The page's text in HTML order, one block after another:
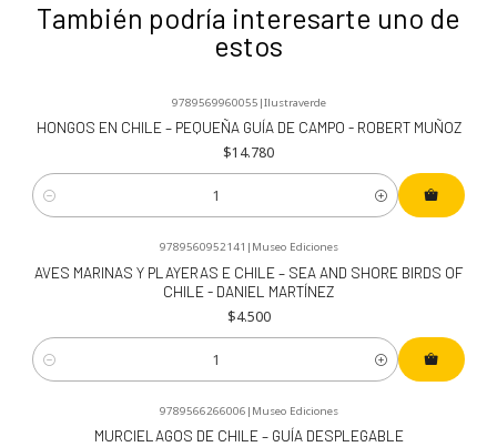
También podría interesarte uno de
estos
9789569960055 |Ilustraverde
HONGOS EN CHILE – PEQUEÑA GUÍA DE CAMPO - ROBERT MUÑOZ
$14.780
Cantidad
9789560952141 | Museo Ediciones
AVES MARINAS Y PLAYERAS E CHILE – SEA AND SHORE BIRDS OF
CHILE - DANIEL MARTÍNEZ
$4.500
Cantidad
OFF
9789566266006 | Museo Ediciones
MURCIELAGOS DE CHILE – GUÍA DESPLEGABLE